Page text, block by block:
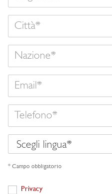
Città
Nazione
Email
Telefono
Scegli
lingua
* Campo obbligatorio
Privacy
Privacy